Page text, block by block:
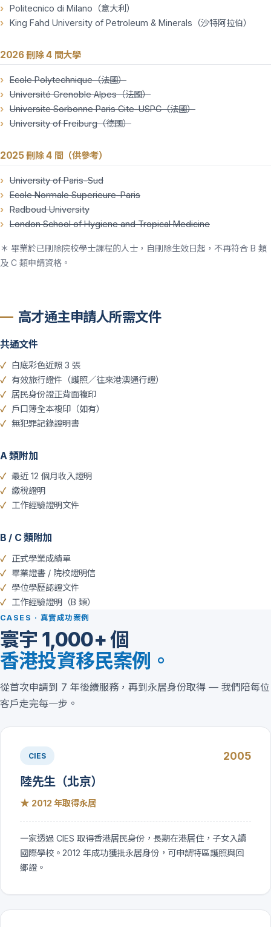
Politecnico di Milano（意大利）
King Fahd University of Petroleum & Minerals（沙特阿拉伯）
2026 刪除 4 間大學
Ecole Polytechnique（法國）
Université Grenoble Alpes（法國）
Universite Sorbonne Paris Cite-USPC（法國）
University of Freiburg（德國）
2025 刪除 4 間（供參考）
University of Paris-Sud
Ecole Normale Superieure-Paris
Radboud University
London School of Hygiene and Tropical Medicine
＊ 畢業於已刪除院校學士課程的人士，自刪除生效日起，不再符合 B 類
及 C 類申請資格。
高才通主申請人所需文件
共通文件
白底彩色近照 3 張
有效旅行證件（護照／往來港澳通行證）
居民身份證正背面複印
戶口簿全本複印（如有）
無犯罪記錄證明書
A 類附加
最近 12 個月收入證明
繳稅證明
工作經驗證明文件
B / C 類附加
正式學業成績單
畢業證書 / 院校證明信
學位學歷認證文件
工作經驗證明（B 類）
CASES · 真實成功案例
寰宇 1,000+ 個
香港投資移民案例。
從首次申請到 7 年後續服務，再到永居身份取得 — 我們陪每位
客戶走完每一步。
CIES 2005
陸先生（北京）
★ 2012 年取得永居
一家透過 CIES 取得香港居民身份，長期在港居住，子女入讀
國際學校。2012 年成功獲批永居身份，可申請特區護照與回
鄉證。